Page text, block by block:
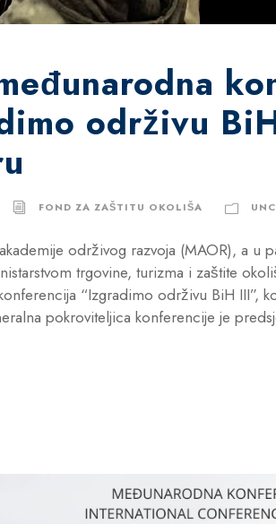
održivu
FOND ZA ZAŠTITU OKOLIŠA
održivog razvoja (MAOR), a u
trgovine, turizma i zaštite
“Izgradimo održivu BiH III”,
pokroviteljica konferencije je